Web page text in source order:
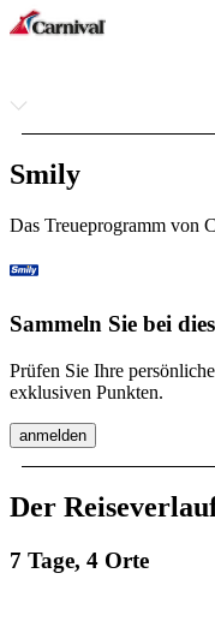
Smily
Das Treueprogramm von
Sammeln Sie bei
Prüfen Sie Ihre
exklusiven Punkten.
anmelden
Der
7 Tage, 4 Orte